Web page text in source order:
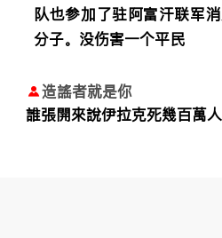
队也参加了驻阿富汗联军
分子。没伤害一个平民
造謠者就是你
誰張開來說伊拉克死幾百萬人